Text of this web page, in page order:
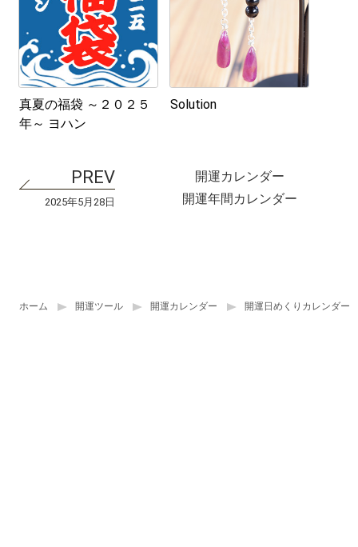
ホーム 開運ツール 開運カレンダー 開運日めくりカレンダー
真夏の福袋 ～２０２５
年～ ヨハン
Solution
2025年5月28日
開運カレンダー
開運年間カレンダー